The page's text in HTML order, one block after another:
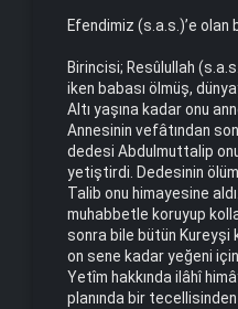
Efendimiz (s.a.s.)’e olan
Birincisi; Resûlullah
iken babası ölmüş,
Altı yaşına kadar onu
Annesinin vefâtından
dedesi Abdulmuttalip
yetiştirdi. Dedesinin
Talib onu himayesine
muhabbetle koruyup
sonra bile bütün Kureyşi
on sene kadar yeğeni
Yetîm hakkında ilâhî
planında bir